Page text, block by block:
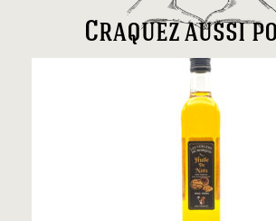
Craquez aussi